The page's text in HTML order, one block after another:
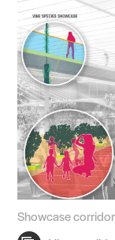
Showcase corridor